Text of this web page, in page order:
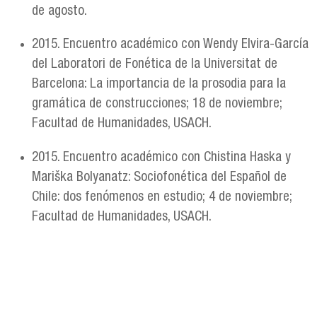
de agosto.
2015. Encuentro académico con Wendy Elvira-García
del Laboratori de Fonética de la Universitat de
Barcelona: La importancia de la prosodia para la
gramática de construcciones; 18 de noviembre;
Facultad de Humanidades, USACH.
2015. Encuentro académico con Chistina Haska y
Mariška Bolyanatz: Sociofonética del Español de
Chile: dos fenómenos en estudio; 4 de noviembre;
Facultad de Humanidades, USACH.